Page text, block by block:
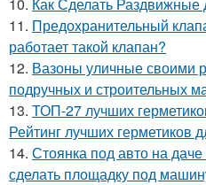
10. Как Сделать
11. Предохранительный
работает такой клапан?
12. Вазоны уличные своими
подручных и строительных
13. ТОП-27 лучших
Рейтинг лучших герметиков
14. Стоянка под авто на
сделать площадку под